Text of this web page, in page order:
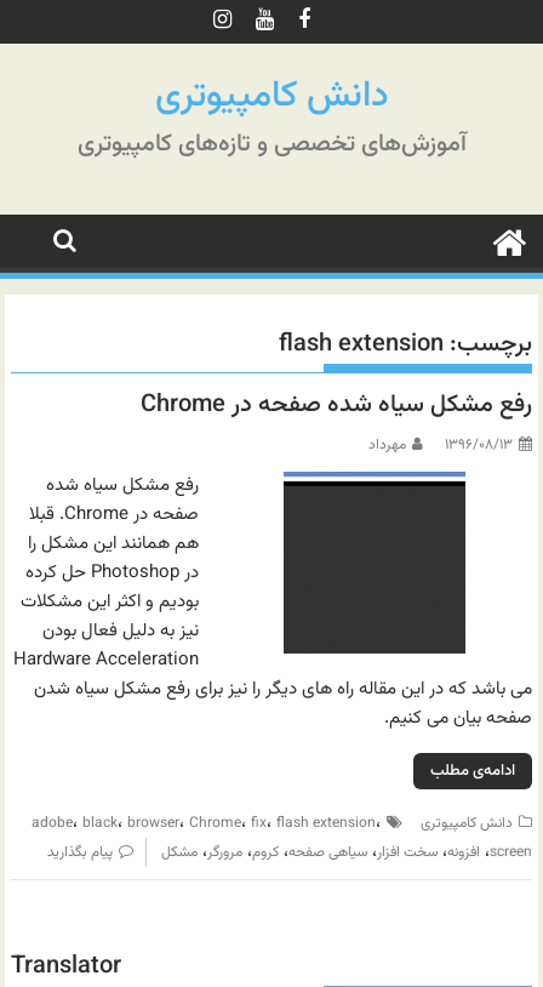
به
دانش کامپیوتری
آموزش‌های تخصصی و تازه‌های کامپیوتری
برچسب: flash extension
رفع مشکل سیاه شده صفحه در Chrome
۱۳۹۶/۰۸/۱۳ مهرداد
رفع مشکل سیاه شده
صفحه در Chrome. قبلا
هم همانند این مشکل را
در Photoshop حل کرده
بودیم و اکثر این مشکلات
نیز به دلیل فعال بودن
Hardware Acceleration
می باشد که در این مقاله راه های دیگر را نیز برای رفع مشکل سیاه شدن
صفحه بیان می کنیم.
ادامه‌ی مطلب
دانش کامپیوتری adobe، black، browser، Chrome، fix، flash extension،
screen، افزونه،سخت افزار،سیاهی صفحه،کروم،مرورگر،مشکل پیام بگذارید
Translator